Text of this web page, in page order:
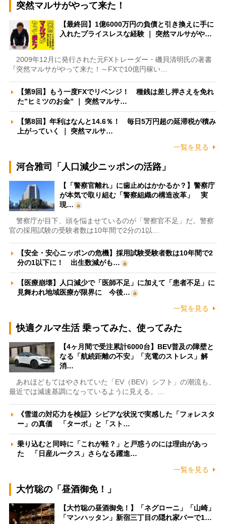
突然マルサがやって来た！
【最終回】1億6000万円の負債と引き換えに手に
入れたプライスレスな経験 ｜ 突然マルサがや…
2009年12月に発行された元FXトレーダー・磯貝清明氏の著書
『突然マルサがやって来た！～FXで10億円稼い…
【第9回】もう一度FXでリベンジ！ 種銭は差し押さえを免れ
た”ヒミツのお金” ｜ 突然マルサ…
【第8回】年利はなんと14.6％！ 毎日5万円超の延滞税が積み
上がっていく ｜ 突然マルサ…
一覧を見る
河合雅司「人口減少ニッポンの活路」
【「警察官離れ」に歯止めはかかるか？】警察庁
が本気で取り組む「警察組織の構造改革」 実
現…
警察庁が目下、頭を悩ませているのが「警察官不足」だ。警察
官の採用試験の受験者数は10年間で2分の1以…
【安全・安心ニッポンの危機】採用試験受験者数は10年間で2
分の1以下に！ 出生数減がも…
【医療崩壊】人口減少で「医師不足」に加えて「患者不足」に
見舞われ地域医療が限界に 今後…
一覧を見る
快適クルマ生活 乗ってみた、使ってみた
【4ヶ月間で受注累計6000台】BEV普及の障壁と
なる「航続距離の不安」「充電のストレス」解
消…
あれほどもてはやされていた「EV（BEV）シフト」の潮流も、
最近では減速基調になっているように見える。…
《雪道の対応力を検証》シビアな状況で実感した「フォレスタ
ー」の真価 「ターボ」と「スト…
乗り込むと同時に「これが軽？」と戸惑うのには理由があっ
た 「日産ルークス」さらなる躍進…
一覧を見る
大竹聡の「昼酒御免！」
【大竹聡の昼酒御免！】「ネグローニ」「山崎」
「マンハッタン」新宿三丁目の隠れ家バーで1…